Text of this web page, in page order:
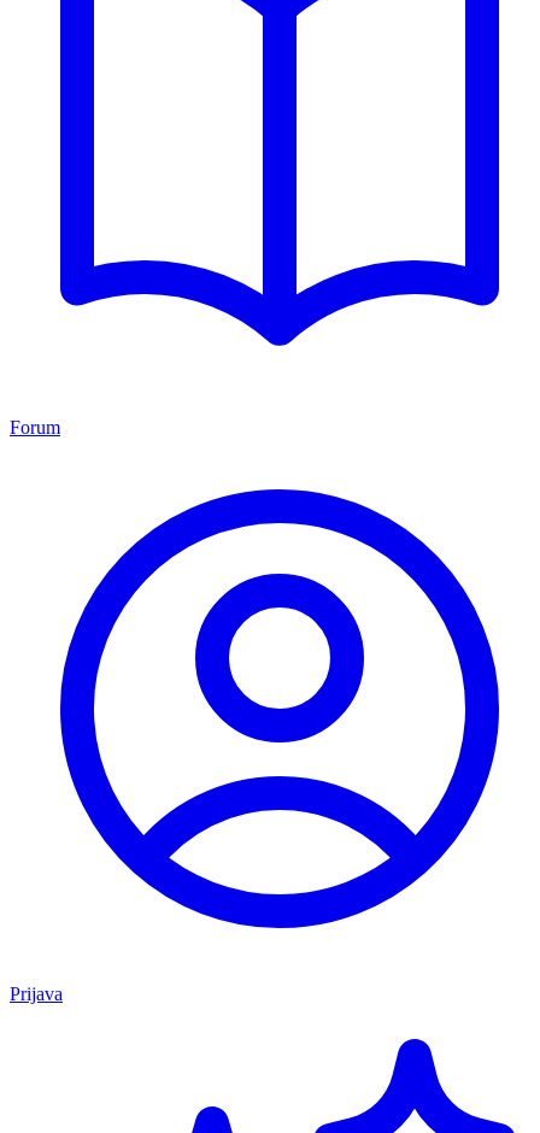
Forum
Prijava